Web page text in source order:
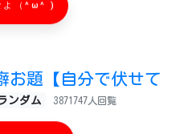
よ（^ω^ )
お題【自分で伏せて
ンダム 3871747人回覧